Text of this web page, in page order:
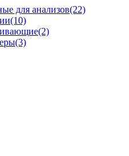
для анализов(22)
(10)
(2)
(3)